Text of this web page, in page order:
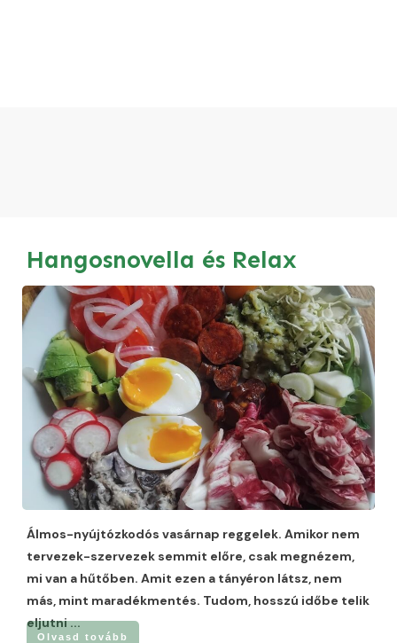
Hangosnovella és Relax
Álmos-nyújtózkodós vasárnap reggelek. Amikor nem
tervezek-szervezek semmit előre, csak megnézem,
mi van a hűtőben. Amit ezen a tányéron látsz, nem
más, mint maradékmentés. Tudom, hosszú időbe telik
eljutni...
Olvasd tovább